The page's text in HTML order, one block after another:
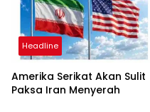
Headline
Amerika Serikat Akan Sulit
Paksa Iran Menyerah